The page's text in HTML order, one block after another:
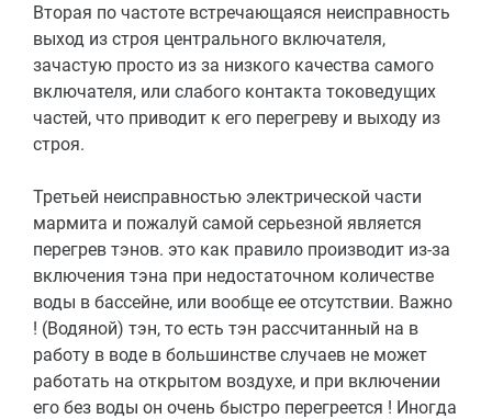
Вторая по частоте встречающаяся неисправность
выход из строя центрального включателя,
зачастую просто из за низкого качества самого
включателя, или слабого контакта токоведущих
частей, что приводит к его перегреву и выходу из
строя.
Третьей неисправностью электрической части
мармита и пожалуй самой серьезной является
перегрев тэнов. это как правило производит из-за
включения тэна при недостаточном количестве
воды в бассейне, или вообще ее отсутствии. Важно
! (Водяной) тэн, то есть тэн рассчитанный на в
работу в воде в большинстве случаев не может
работать на открытом воздухе, и при включении
его без воды он очень быстро перегреется ! Иногда